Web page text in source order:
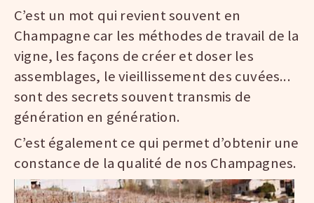
C’est un mot qui revient souvent en
Champagne car les méthodes de travail de la
vigne, les façons de créer et doser les
assemblages, le vieillissement des cuvées...
sont des secrets souvent transmis de
génération en génération.
C’est également ce qui permet d’obtenir une
constance de la qualité de nos Champagnes.